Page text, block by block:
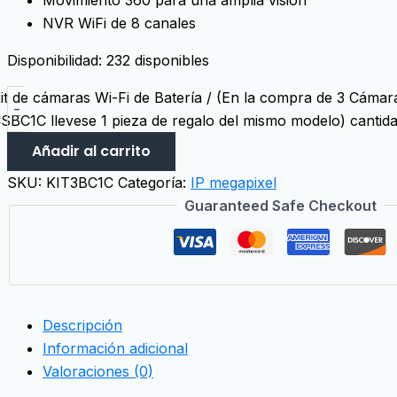
NVR WiFi de 8 canales
Disponibilidad: 232 disponibles
-
de cámaras Wi-Fi de Batería / (En la compra de 3
llevese 1 pieza de regalo del mismo modelo)
Añadir al carrito
SKU: KIT3BC1C Categoría: IP megapixel
Guaranteed Safe Checkout
Descripción
Información adicional
Valoraciones (0)